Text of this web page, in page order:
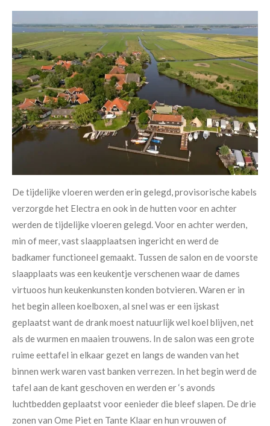
De tijdelijke vloeren werden erin gelegd, provisorische kabels
verzorgde het Electra en ook in de hutten voor en achter
werden de tijdelijke vloeren gelegd. Voor en achter werden,
min of meer, vast slaapplaatsen ingericht en werd de
badkamer functioneel gemaakt. Tussen de salon en de voorste
slaapplaats was een keukentje verschenen waar de dames
virtuoos hun keukenkunsten konden botvieren. Waren er in
het begin alleen koelboxen, al snel was er een ijskast
geplaatst want de drank moest natuurlijk wel koel blijven, net
als de wurmen en maaien trouwens. In de salon was een grote
ruime eettafel in elkaar gezet en langs de wanden van het
binnen werk waren vast banken verrezen. In het begin werd de
tafel aan de kant geschoven en werden er ‘s avonds
luchtbedden geplaatst voor eenieder die bleef slapen. De drie
zonen van Ome Piet en Tante Klaar en hun vrouwen of